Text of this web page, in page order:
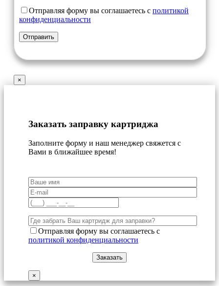
Отправляя форму вы соглашаетесь с политикой
конфиденциальности
×
Заказать заправку картриджа
Заполните форму и наш менеджер свяжется с
Вами в ближайшее время!
Отправляя форму вы соглашаетесь с
политикой конфиденциальности
×